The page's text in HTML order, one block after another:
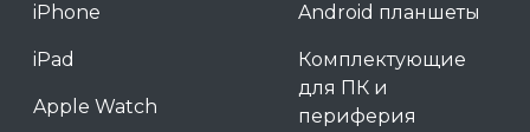
iPhone
iPad
Apple Watch
Android планшеты
Комплектующие
для ПК и
периферия